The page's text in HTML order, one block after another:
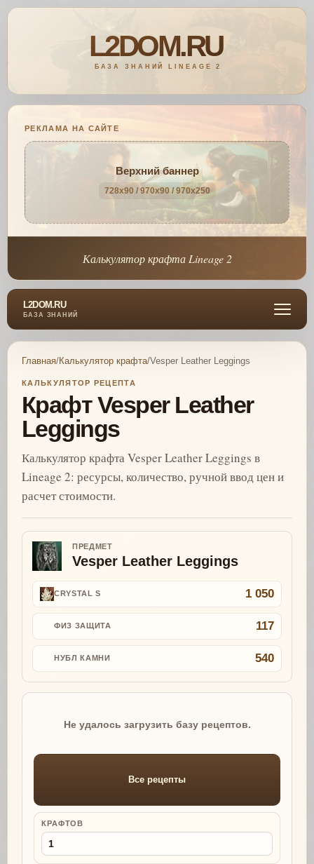
РЕКЛАМА НА САЙТЕ
Верхний баннер
728x90 / 970x90 / 970x250
Калькулятор крафта Lineage 2
L2DOM.RU
БАЗА ЗНАНИЙ
Главная/Калькулятор крафта/Vesper Leather Leggings
КАЛЬКУЛЯТОР РЕЦЕПТА
Крафт Vesper Leather
Leggings
Калькулятор крафта Vesper Leather Leggings в
Lineage 2: ресурсы, количество, ручной ввод цен и
расчет стоимости.
ПРЕДМЕТ
Vesper Leather Leggings
CRYSTAL S 1 050
ФИЗ ЗАЩИТА 117
НУБЛ КАМНИ 540
Не удалось загрузить базу рецептов.
Все рецепты
КРАФТОВ